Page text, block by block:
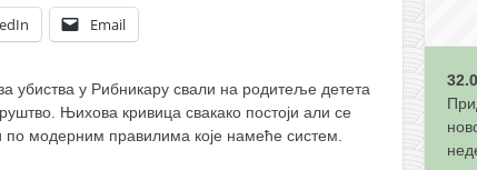
Email
убиства у Рибникару свали на родитеље детета
Њихова кривица свакако постоји али се
модерним правилима које намеће систем.